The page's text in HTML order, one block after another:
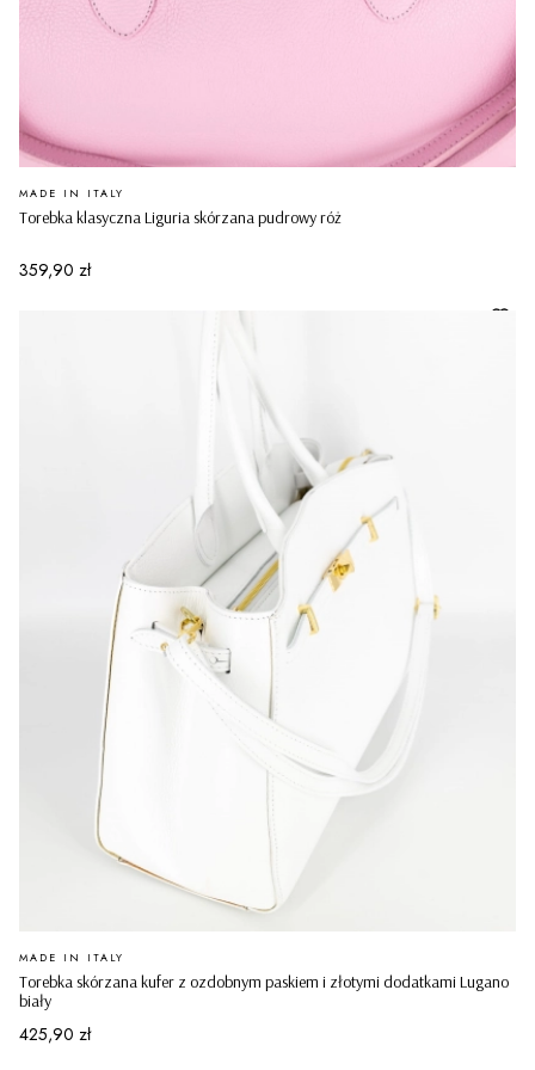
Torebka klasyczna Liguria skórzana pudrowy róż
PRODUCENT
MADE IN ITALY
Cena
359,90 zł
Torebka skórzana kufer z ozdobnym paskiem i złotymi dodatkami Lugano
biały
PRODUCENT
MADE IN ITALY
Cena
425,90 zł